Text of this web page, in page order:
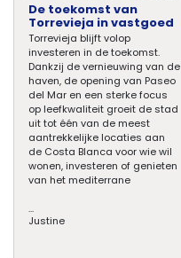
De toekomst van
Torrevieja in vastgoed
Torrevieja blijft volop
investeren in de toekomst.
Dankzij de vernieuwing van de
haven, de opening van Paseo
del Mar en een sterke focus
op leefkwaliteit groeit de stad
uit tot één van de meest
aantrekkelijke locaties aan
de Costa Blanca voor wie wil
wonen, investeren of genieten
van het mediterrane
...
Justine